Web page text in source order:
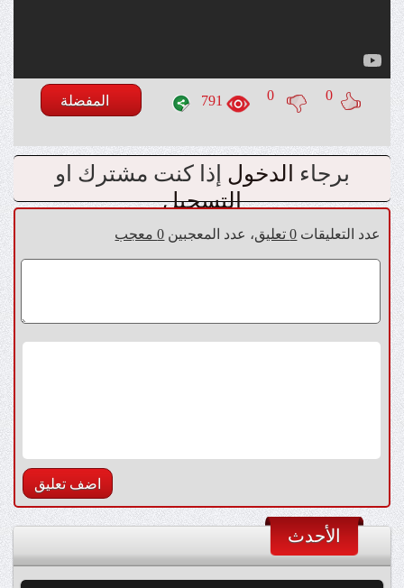
0
0
791 المفضلة
برجاء الدخول إذا كنت مشترك او
التسجيل
عدد التعليقات 0 تعليق ، عدد المعجبين 0 معجب
الأحدث